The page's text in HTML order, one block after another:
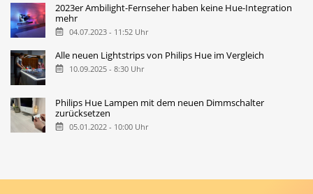
2023er Ambilight-Fernseher haben keine Hue-Integration
mehr
04.07.2023 - 11:52 Uhr
Alle neuen Lightstrips von Philips Hue im Vergleich
10.09.2025 - 8:30 Uhr
Philips Hue Lampen mit dem neuen Dimmschalter
zurücksetzen
05.01.2022 - 10:00 Uhr